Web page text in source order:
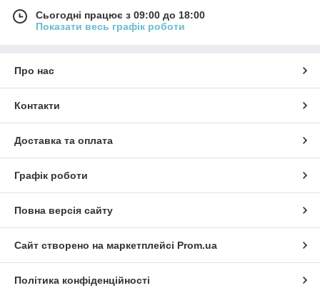
Сьогодні працює з 09:00 до 18:00
Показати весь графік роботи
Про нас
Контакти
Доставка та оплата
Графік роботи
Повна версія сайту
Сайт створено на маркетплейсі Prom.ua
Політика конфіденційності